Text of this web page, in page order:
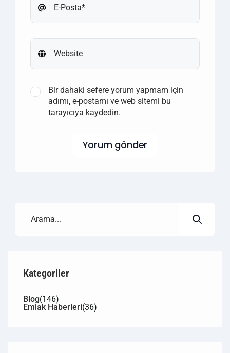
Bir dahaki sefere yorum yapmam için
adımı, e-postamı ve web sitemi bu
tarayıcıya kaydedin.
Yorum gönder
Kategoriler
Blog(146)
Emlak Haberleri(36)